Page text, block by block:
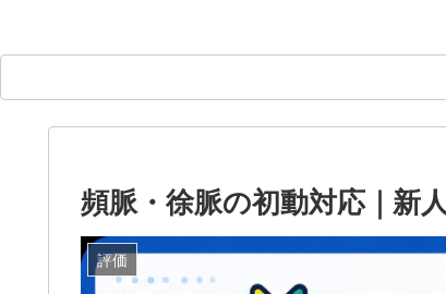
頻脈・徐脈の初動対応｜新
評価